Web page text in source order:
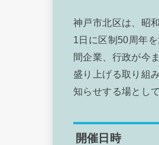
神戸市北区は、昭
1日に区制50周年
間企業、行政が今
盛り上げる取り組
知らせする場とし
開催日時